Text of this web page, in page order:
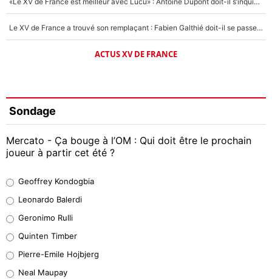
Le XV de France a trouvé son remplaçant : Fabien Galthié doit-il se passer d'Antoine Dupont ?
ACTUS XV DE FRANCE
Sondage
Mercato - Ça bouge à l’OM : Qui doit être le prochain
joueur à partir cet été ?
38%
32%
5%
Geoffrey Kondogbia
Leonardo Balerdi
Geronimo Rulli
Quinten Timber
Pierre-Emile Hojbjerg
Neal Maupay